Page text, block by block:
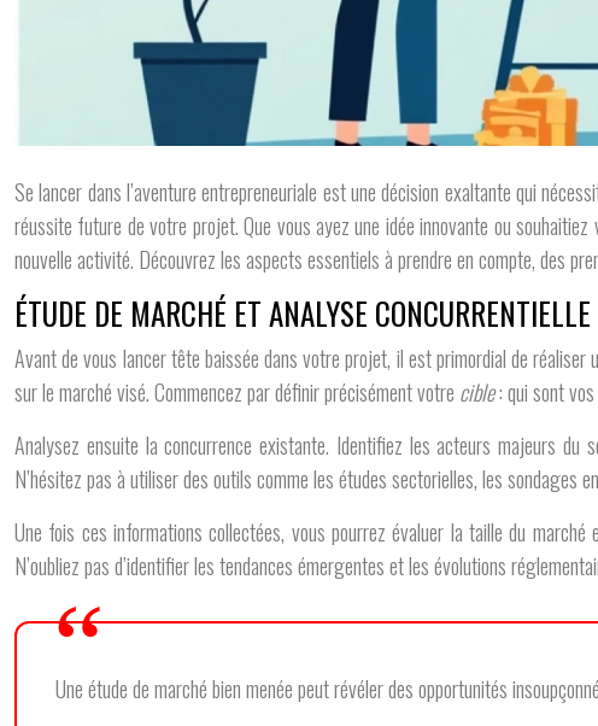
Se lancer dans l’aventure entrepreneuriale est une décision exaltante qui
réussite future de votre projet. Que vous ayez une idée innovante ou
nouvelle activité. Découvrez les aspects essentiels à prendre en compte, des
ÉTUDE DE MARCHÉ ET ANALYSE
Avant de vous lancer tête baissée dans votre projet, il est primordial de
sur le marché visé. Commencez par définir précisément votre cible: qui sont
Analysez ensuite la concurrence existante. Identifiez les acteurs majeurs
N’hésitez pas à utiliser des outils comme les études sectorielles, les sondages
Une fois ces informations collectées, vous pourrez évaluer la taille du
N’oubliez pas d’identifier les tendances émergentes et les évolutions
Une étude de marché bien menée peut révéler des opportunités